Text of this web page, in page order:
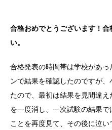
合格おめでとうございます！
い。
合格発表の時間帯は学校があ
ンで結果を確認したのですが
たので、最初は結果を見間違
を一度消し、一次試験の結果
ことを再度見て、その後に泣